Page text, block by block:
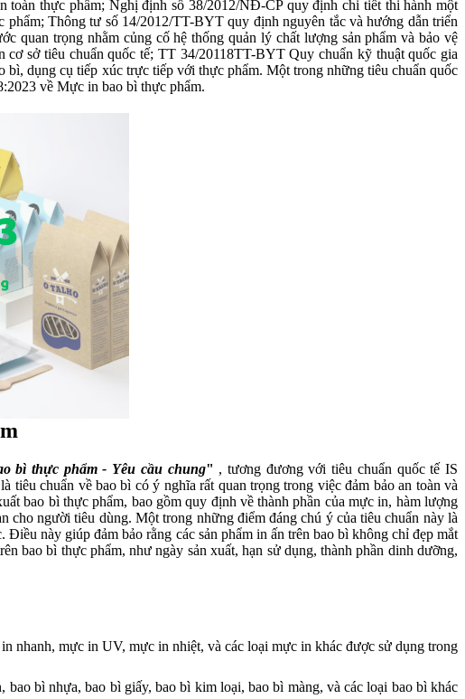
toàn thực phẩm; Nghị định số 38/2012/NĐ-CP quy định chi tiết thi hành một
phẩm; Thông tư số 14/2012/TT-BYT quy định nguyên tắc và hướng dẫn triển
quan trọng nhằm củng cố hệ thống quản lý chất lượng sản phẩm và bảo vệ
cơ sở tiêu chuẩn quốc tế; TT 34/20118TT-BYT Quy chuẩn kỹ thuật quốc gia
bì, dụng cụ tiếp xúc trực tiếp với thực phẩm. Một trong những tiêu chuẩn quốc
về Mực in bao bì thực phẩm.
bì thực phẩm - Yêu cầu chung" , tương đương với tiêu chuẩn quốc tế IS
chuẩn về bao bì có ý nghĩa rất quan trọng trong việc đảm bảo an toàn và
bao bì thực phẩm, bao gồm quy định về thành phần của mực in, hàm lượng
cho người tiêu dùng. Một trong những điểm đáng chú ý của tiêu chuẩn này là
này giúp đảm bảo rằng các sản phẩm in ấn trên bao bì không chỉ đẹp mắt
bao bì thực phẩm, như ngày sản xuất, hạn sử dụng, thành phần dinh dưỡng,
nhanh, mực in UV, mực in nhiệt, và các loại mực in khác được sử dụng trong
bì nhựa, bao bì giấy, bao bì kim loại, bao bì màng, và các loại bao bì khác